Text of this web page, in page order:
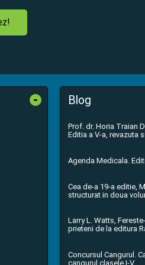
- Blog
Prof. dr. Horia Traian
Editia a V-a, revazuta
Agenda Medicala.
Cea de-a 19-a editie,
structurat in doua
Larry L. Watts,
prieteni de la editura
Concursul Cangurul.
cangurul clasele I-V